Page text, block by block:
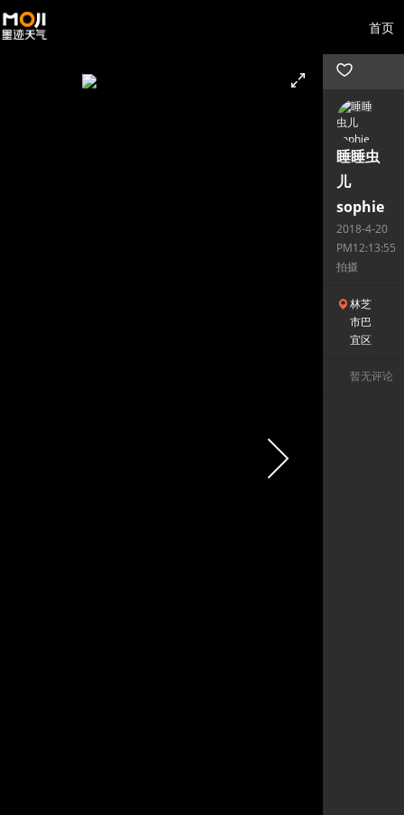
首页
睡睡虫
儿
sophie
2018-4-20
PM12:13:55
拍摄
林芝
市巴
宜区
暂无评论